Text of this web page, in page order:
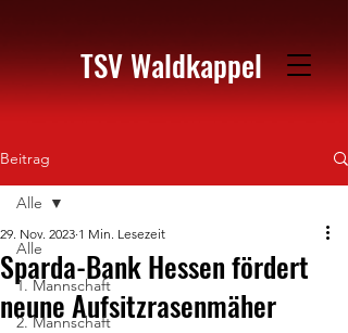
TSV Waldkappel
Beitrag
Alle
1. Mannschaft
2. Mannschaft
Alle
Sparda-Bank Hessen fördert
neune Aufsitzrasenmäher
29. Nov. 2023 1 Min. Lesezeit